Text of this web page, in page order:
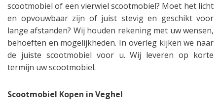
scootmobiel of een vierwiel scootmobiel? Moet het licht
en opvouwbaar zijn of juist stevig en geschikt voor
lange afstanden? Wij houden rekening met uw wensen,
behoeften en mogelijkheden. In overleg kijken we naar
de juiste scootmobiel voor u. Wij leveren op korte
termijn uw scootmobiel.
Scootmobiel Kopen in Veghel